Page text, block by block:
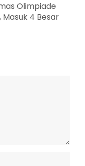
Olimpiade
Masuk 4 Besar